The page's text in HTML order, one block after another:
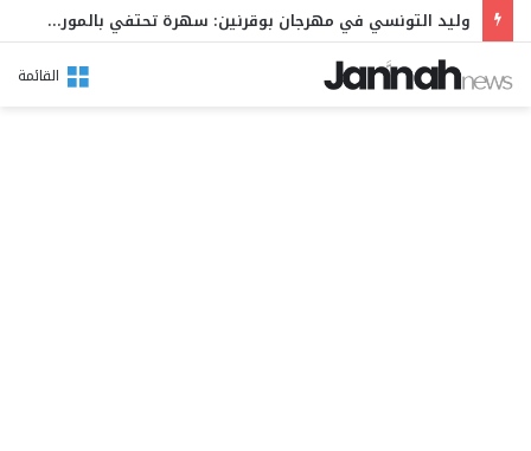
وليد التونسي في مهرجان بوقرنين: سهرة تحتفي بالموروث الشعبي وصالح الفرزيط في البال
القائمة